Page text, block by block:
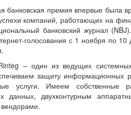
банковская премия впервые была
компаний, работающих на
банковский журнал
голосования с 1 ноября по
– один из ведущих
защиту информационных
услуги. Имеем собственные
данных, двухконтурным